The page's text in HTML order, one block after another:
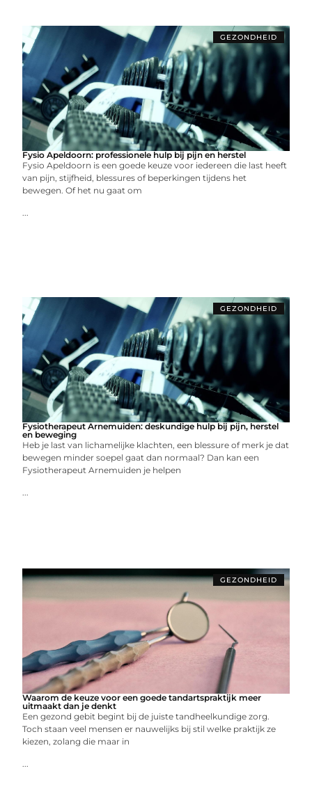
GEZONDHEID
Fysio Apeldoorn: professionele hulp bij pijn en herstel
Fysio Apeldoorn is een goede keuze voor iedereen die last heeft
van pijn, stijfheid, blessures of beperkingen tijdens het
bewegen. Of het nu gaat om
...
GEZONDHEID
Fysiotherapeut Arnemuiden: deskundige hulp bij pijn, herstel
en beweging
Heb je last van lichamelijke klachten, een blessure of merk je dat
bewegen minder soepel gaat dan normaal? Dan kan een
Fysiotherapeut Arnemuiden je helpen
...
GEZONDHEID
Waarom de keuze voor een goede tandartspraktijk meer
uitmaakt dan je denkt
Een gezond gebit begint bij de juiste tandheelkundige zorg.
Toch staan veel mensen er nauwelijks bij stil welke praktijk ze
kiezen, zolang die maar in
...